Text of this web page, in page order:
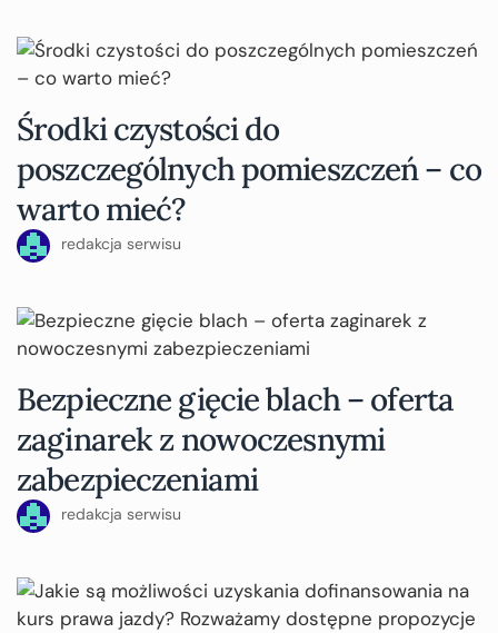
Środki czystości do
poszczególnych pomieszczeń – co
warto mieć?
redakcja serwisu
Bezpieczne gięcie blach – oferta
zaginarek z nowoczesnymi
zabezpieczeniami
redakcja serwisu